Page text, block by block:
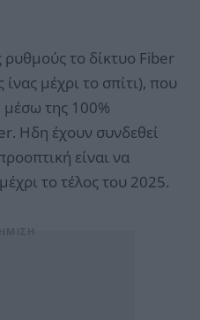
ρυθμούς το δίκτυο Fiber
μέχρι το σπίτι), που
μέσω της 100%
Ηδη έχουν συνδεθεί
είναι να
το τέλος του 2025.